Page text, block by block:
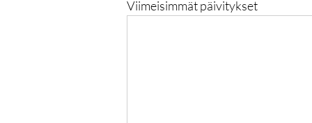
Viimeisimmät päivitykset